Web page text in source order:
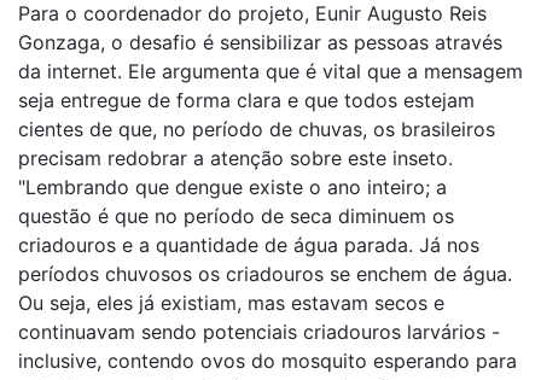
Para o coordenador do projeto, Eunir Augusto Reis
Gonzaga, o desafio é sensibilizar as pessoas através
da internet. Ele argumenta que é vital que a mensagem
seja entregue de forma clara e que todos estejam
cientes de que, no período de chuvas, os brasileiros
precisam redobrar a atenção sobre este inseto.
"Lembrando que dengue existe o ano inteiro; a
questão é que no período de seca diminuem os
criadouros e a quantidade de água parada. Já nos
períodos chuvosos os criadouros se enchem de água.
Ou seja, eles já existiam, mas estavam secos e
continuavam sendo potenciais criadouros larvários -
inclusive, contendo ovos do mosquito esperando para